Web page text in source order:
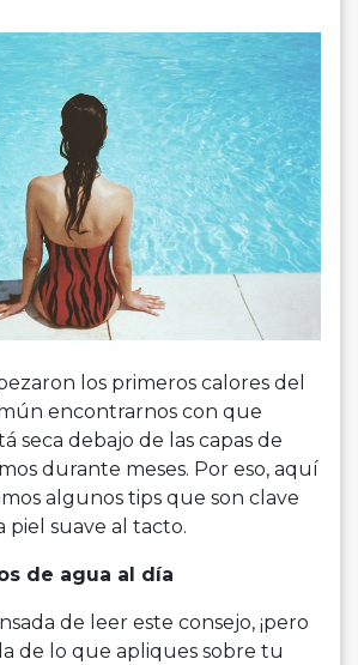
los primeros calores del
encontrarnos con que
seca debajo de las capas de
durante meses. Por eso, aquí
algunos tips que son clave
piel suave al tacto.
de agua al día
de leer este consejo, ¡pero
de lo que apliques sobre tu